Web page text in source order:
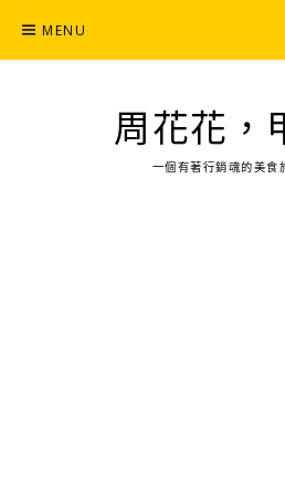
content
MENU
周花花，
一個有著行銷魂的美食